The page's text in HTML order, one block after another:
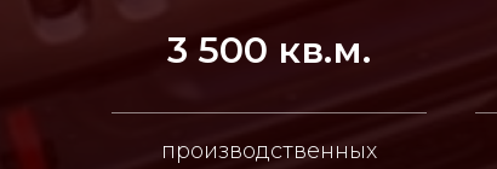
3 500 кв.м.
производственных